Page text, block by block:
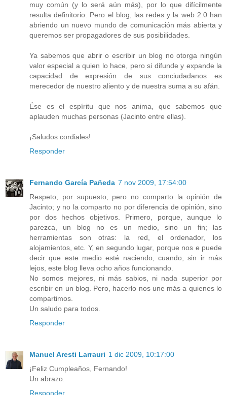
muy común (y lo será aún más), por lo que difícilmente
resulta definitorio. Pero el blog, las redes y la web 2.0 han
abriendo un nuevo mundo de comunicación más abierta y
queremos ser propagadores de sus posibilidades.
Ya sabemos que abrir o escribir un blog no otorga ningún
valor especial a quien lo hace, pero si difunde y expande la
capacidad de expresión de sus conciudadanos es
merecedor de nuestro aliento y de nuestra suma a su afán.
Ése es el espíritu que nos anima, que sabemos que
aplauden muchas personas (Jacinto entre ellas).
¡Saludos cordiales!
Responder
Fernando García Pañeda 7 nov 2009, 17:54:00
Respeto, por supuesto, pero no comparto la opinión de
Jacinto; y no la comparto no por diferencia de opinión, sino
por dos hechos objetivos. Primero, porque, aunque lo
parezca, un blog no es un medio, sino un fin; las
herramientas son otras: la red, el ordenador, los
alojamientos, etc. Y, en segundo lugar, porque nos e puede
decir que este medio esté naciendo, cuando, sin ir más
lejos, este blog lleva ocho años funcionando.
No somos mejores, ni más sabios, ni nada superior por
escribir en un blog. Pero, hacerlo nos une más a quienes lo
compartimos.
Un saludo para todos.
Responder
Manuel Aresti Larrauri 1 dic 2009, 10:17:00
¡Feliz Cumpleaños, Fernando!
Un abrazo.
Responder